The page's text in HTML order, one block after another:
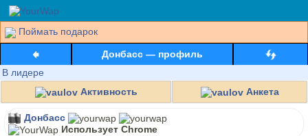
Поймать подарок
Донбасс — профиль
В лидере
Активность
Анкета
Донбасс
Использует Chrome